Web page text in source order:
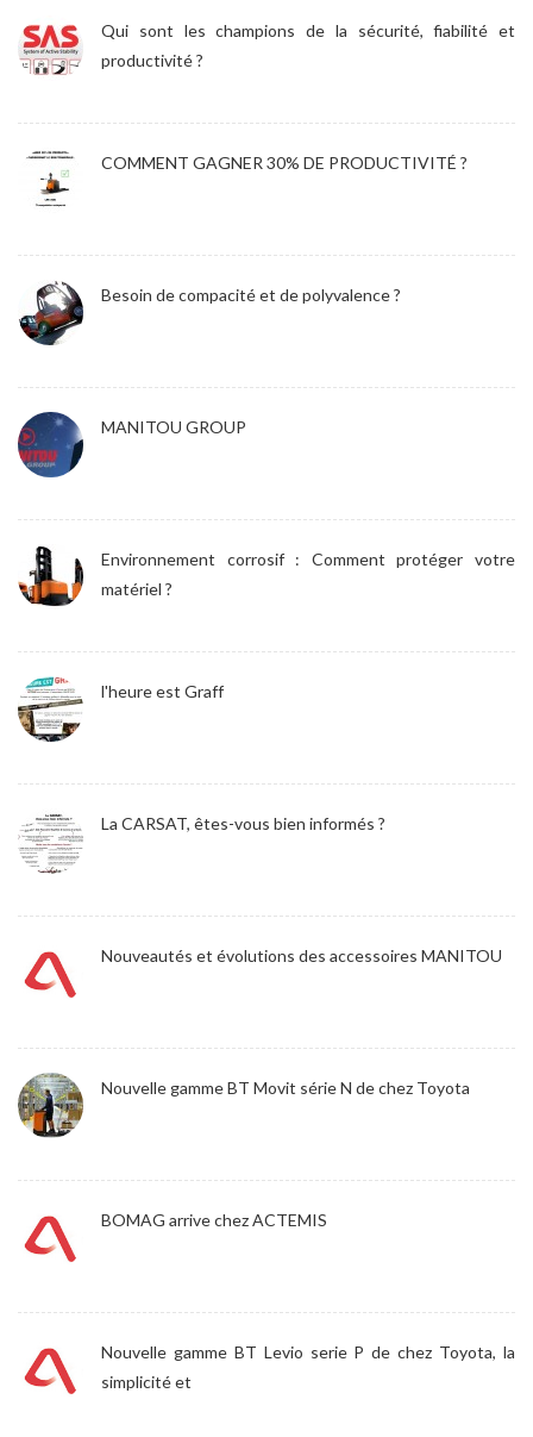
Qui sont les champions de la sécurité, fiabilité et
productivité ?
COMMENT GAGNER 30% DE PRODUCTIVITÉ ?
Besoin de compacité et de polyvalence ?
MANITOU GROUP
Environnement corrosif : Comment protéger votre
matériel ?
l'heure est Graff
La CARSAT, êtes-vous bien informés ?
Nouveautés et évolutions des accessoires MANITOU
Nouvelle gamme BT Movit série N de chez Toyota
BOMAG arrive chez ACTEMIS
Nouvelle gamme BT Levio serie P de chez Toyota, la
simplicité et